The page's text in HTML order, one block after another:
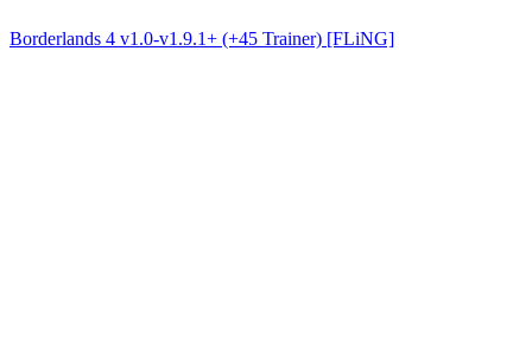
Borderlands 4 v1.0-v1.9.1+ (+45 Trainer) [FLiNG]